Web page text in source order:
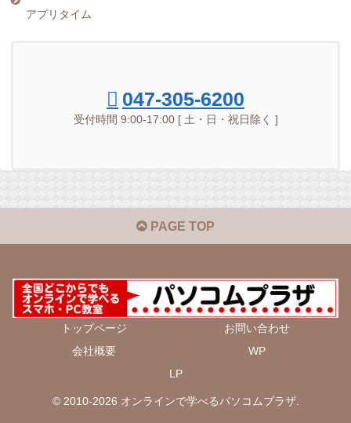
アプリタイム
047-305-6200
受付時間 9:00-17:00 [ 土・日・祝日除く ]
PAGE TOP
トップページ
お問い合わせ
会社概要
WP
LP
© 2010-2026 オンラインで学べるパソコムプラザ.